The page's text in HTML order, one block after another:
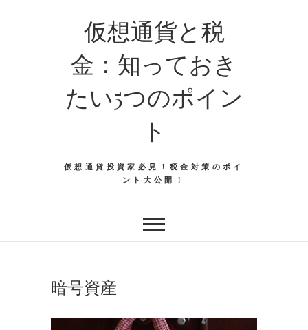
仮想通貨と税
金：知っておき
たい5つのポイン
ト
仮想通貨投資家必見！税金対策のポイ
ント大公開！
暗号資産